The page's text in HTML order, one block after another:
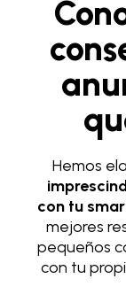
Hemos
con tu
mejores
pequeños
con tu